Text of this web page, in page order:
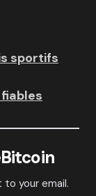
sportifs
your email.